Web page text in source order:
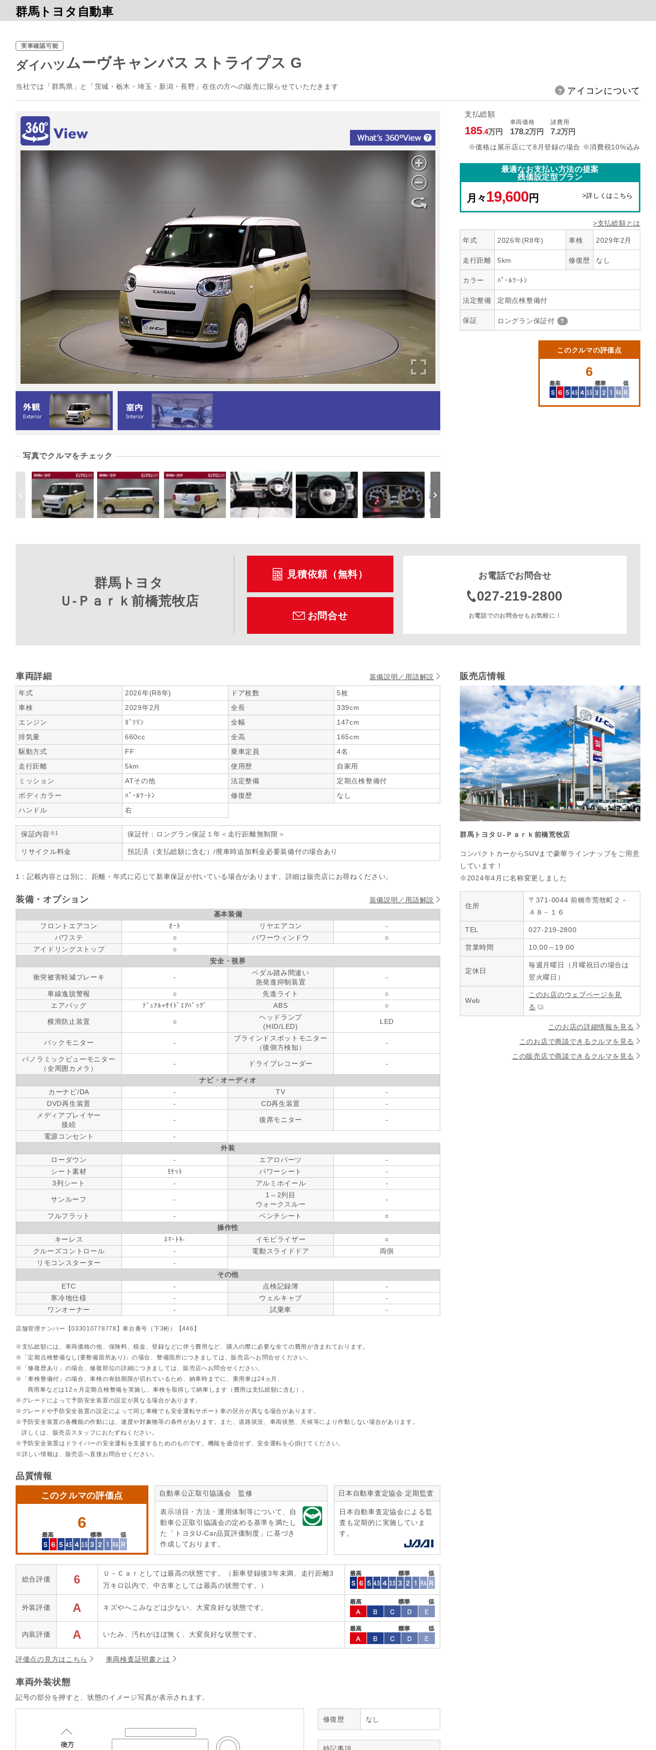
群馬トヨタ自動車
実車確認可能
ダイハツムーヴキャンバス ストライプス G
当社では「群馬県」と「茨城・栃木・埼玉・新潟・長野」在住の方への販売に限らせていただきます
写真でクルマをチェック
アイコンについて
支払総額
185.4万円
車両価格
178.2万円
諸費用
7.2万円
※価格は展示店にて8月登録の場合 ※消費税10%込み
最適なお支払い方法の提案
残価設定型プラン
月々19,600円 >詳しくはこちら
>支払総額とは
年式 2026年(R8年) 車検 2029年2月
走行距離 5km 修復歴 なし
カラー ﾊﾟｰﾙﾂｰﾄﾝ
法定整備 定期点検整備付
保証 ロングラン保証付
このクルマの評価点
6
群馬トヨタ
Ｕ-Ｐａｒｋ前橋荒牧店
見積依頼（無料）
お問合せ
お電話でお問合せ
027-219-2800
お電話でのお問合せもお気軽に！
車両詳細 装備説明／用語解説
年式 2026年(R8年) ドア枚数
5枚
車検
2029年2月 全長
339cm
エンジン
ｶﾞｿﾘﾝ 全幅
147cm
排気量
660cc 全高
165cm
駆動方式
FF 乗車定員
4名
走行距離
5km 使用歴
自家用
ミッション
ATその他 法定整備
定期点検整備付
ボディカラー
ﾊﾟｰﾙﾂｰﾄﾝ 修復歴
なし
ハンドル
右
保証内容 ※1 保証付：ロングラン保証１年＜走行距離無制限＞
リサイクル料金 預託済（支払総額に含む）/廃車時追加料金必要装備付の場合あり
1：記載内容とは別に、距離・年式に応じて新車保証が付いている場合があります。詳細は販売店にお尋ねください。
装備・オプション
装備説明／用語解説
基本装備
フロントエアコン
ｵｰﾄ リヤエアコン
-
パワステ
○ パワーウィンドウ
○
アイドリングストップ
○
安全・視界
衝突被害軽減ブレーキ -
ペダル踏み間違い
急発進抑制装置
-
車線逸脱警報 ○ 先進ライト
○
エアバッグ
ﾃﾞｭｱﾙ+ｻｲﾄﾞｴｱﾊﾞｯｸﾞ ABS ○
横滑防止装置 ○
ヘッドランプ
(HID/LED)
LED
バックモニター -
ブラインドスポットモニター
（後側方検知）
-
パノラミックビューモニター
（全周囲カメラ）
- ドライブレコーダー -
ナビ・オーディオ
カーナビ/DA
- TV
-
DVD再生装置
- CD再生装置
-
メディアプレイヤー
接続
- 後席モニター -
電源コンセント
-
外装
ローダウン
- エアロパーツ
-
シート素材
ﾓｹｯﾄ パワーシート
-
3列シート
- アルミホイール -
サンルーフ -
1⇔2列目
ウォークスルー
-
フルフラット - ベンチシート
○
操作性
キーレス
ｽﾏｰﾄｷ- イモビライザー
○
クルーズコントロール
- 電動スライドドア
両側
リモコンスターター
-
その他
ETC
- 点検記録簿
-
寒冷地仕様
- ウェルキャブ
-
ワンオーナー
- 試乗車 -
店舗管理ナンバー【033010778778】車台番号（下3桁）【446】
支払総額には、車両価格の他、保険料、税金、登録などに伴う費用など、購入の際に必要な全ての費用が含まれております。
「定期点検整備なし(要整備箇所あり)」の場合、整備箇所につきましては、販売店へお問合せください。
「修復歴あり」の場合、修復部位の詳細につきましては、販売店へお問合せください。
「車検整備付」の場合、車検の有効期限が切れているため、納車時までに、乗用車は24ヵ月、
商用車などは12ヵ月定期点検整備を実施し、車検を取得して納車します（費用は支払総額に含む）。
グレードによって予防安全装置の設定が異なる場合があります。
グレードや予防安全装置の設定によって同じ車種でも安全運転サポート車の区分が異なる場合があります。
予防安全装置の各機能の作動には、速度や対象物等の条件があります。また、道路状況、車両状態、天候等により作動しない場合があります。
詳しくは、販売店スタッフにおたずねください。
予防安全装置はドライバーの安全運転を支援するためのものです。機能を過信せず、安全運転を心掛けてください。
詳しい情報は、販売店へ直接お問合せください。
品質情報
このクルマの評価点
6
自動車公正取引協議会 監修
表示項目・方法・運用体制等について、自
動車公正取引協議会の定める基準を満たし
た「トヨタU-Car品質評価制度」に基づき
作成しております。
日本自動車査定協会 定期監査
日本自動車査定協会による監
査も定期的に実施していま
す。
総合評価 6
Ｕ－Ｃａｒとしては最高の状態です。（新車登録後3年未満、走行距離3
万キロ以内で、中古車としては最高の状態です。）
外装評価 A キズやへこみなどは少ない、大変良好な状態です。
内装評価 A いたみ、汚れがほぼ無く、大変良好な状態です。
評価点の見方はこちら 車両検査証明書とは
車両外装状態
記号の部分を押すと、状態のイメージ写真が表示されます。
修復歴 なし
販売店情報
群馬トヨタＵ-Ｐａｒｋ前橋荒牧店
コンパクトカーからSUVまで豪華ラインナップをご用意
しています！
※2024年4月に名称変更しました
住所
〒371-0044 前橋市荒牧町２－
４８－１６
TEL 027-219-2800
営業時間 10:00～19:00
定休日
毎週月曜日（月曜祝日の場合は
翌火曜日）
Web
このお店のウェブページを見
る
このお店の詳細情報を見る
このお店で商談できるクルマを見る
この販売店で商談できるクルマを見る